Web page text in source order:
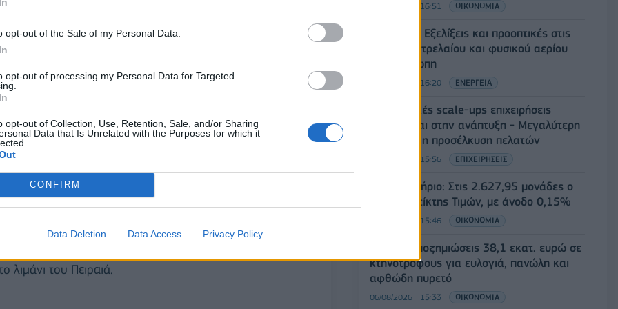
opt-out of the Sale of my Personal Data.
opt-out of processing my Personal Data for Targeted
opt-out of Collection, Use, Retention, Sale, and/or Sharing
Data that Is Unrelated with the Purposes for which it
CONFIRM
Data Deletion Data Access Privacy Policy
από 45 εργαζόμενους το 2022 σήμερα διαθέτει
και νέες προσλήψεις προσωπικού.
με το επιβατικό κοινό, καθώς ο ρόλος τους
επεκταθεί και στο πεδίο της εξυπηρέτησης και
Μετρό και Τραμ, με έμφαση σε σημεία - πύλες
λιμάνι του Πειραιά.
06/08/2026 - 16:51 ΟΙΚΟΝΟΜΙΑ
Eurobank: Εξελίξεις και προοπτικές στις
αγορές πετρελαίου και φυσικού αερίου
στην Ευρώπη
06/08/2026 - 16:20 ΕΝΕΡΓΕΙΑ
Οι ελληνικές scale-ups επιχειρήσεις
στρέφονται στην ανάπτυξη - Μεγαλύτερη
πρόκληση η προσέλκυση πελατών
06/08/2026 - 15:56 ΕΠΙΧΕΙΡΗΣΕΙΣ
Χρηματιστήριο: Στις 2.627,95 μονάδες ο
Γενικός Δείκτης Τιμών, με άνοδο 0,15%
06/08/2026 - 15:46 ΟΙΚΟΝΟΜΙΑ
ΥΠΑΑΤ: Αποζημιώσεις 38,1 εκατ. ευρώ σε
κτηνοτρόφους για ευλογιά, πανώλη και
αφθώδη πυρετό
06/08/2026 - 15:33 ΟΙΚΟΝΟΜΙΑ